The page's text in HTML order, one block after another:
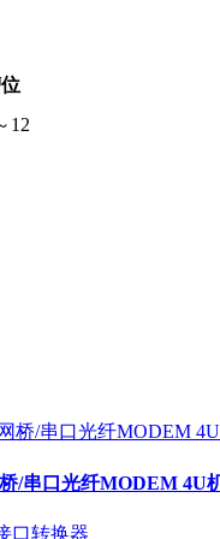
12
/串口光纤MODEM 4U